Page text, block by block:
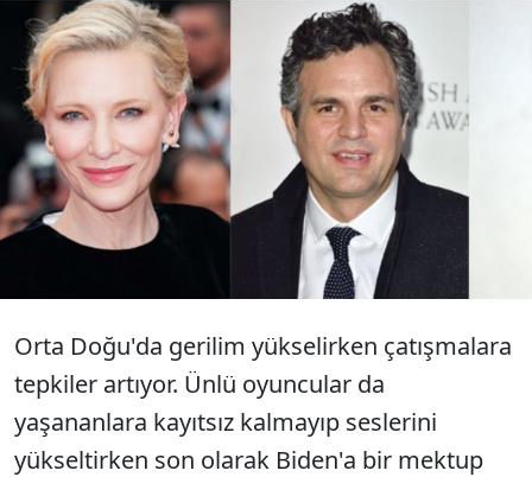
Mark Ruffalo, Jessica Chastain, Cate
Blanchett... Birbirinden ünlü yıldızlar
Biden'a Gazze ve İsrail'de ateşkes çağrısı
yapması için bir mektup yayınladı.
Orta Doğu'da gerilim yükselirken çatışmalara
tepkiler artıyor. Ünlü oyuncular da
yaşananlara kayıtsız kalmayıp seslerini
yükseltirken son olarak Biden'a bir mektup